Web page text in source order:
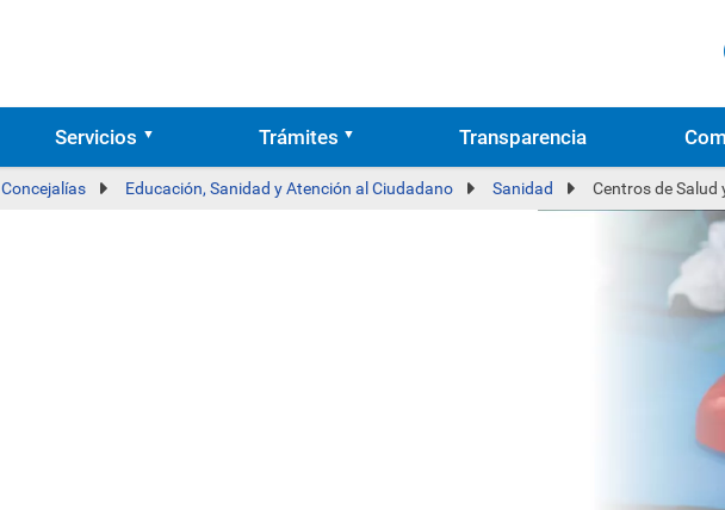
Servicios Trámites Transparencia
Concejalías Educación, Sanidad y Atención al Ciudadano Sanidad Centros de Salud